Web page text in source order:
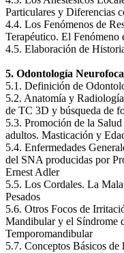
Particulares y Diferencias
4.4. Los Fenómenos de
Terapéutico. El Fenómeno
4.5. Elaboración de
5. Odontología
5.1. Definición de
5.2. Anatomía y
de TC 3D y búsqueda de
5.3. Promoción de la
adultos. Masticación y
5.4. Enfermedades
del SNA producidas por
Ernest Adler
5.5. Los Cordales. La
Pesados
5.6. Otros Focos de
Mandibular y el Síndrome
Temporomandibular
5.7. Conceptos Básicos